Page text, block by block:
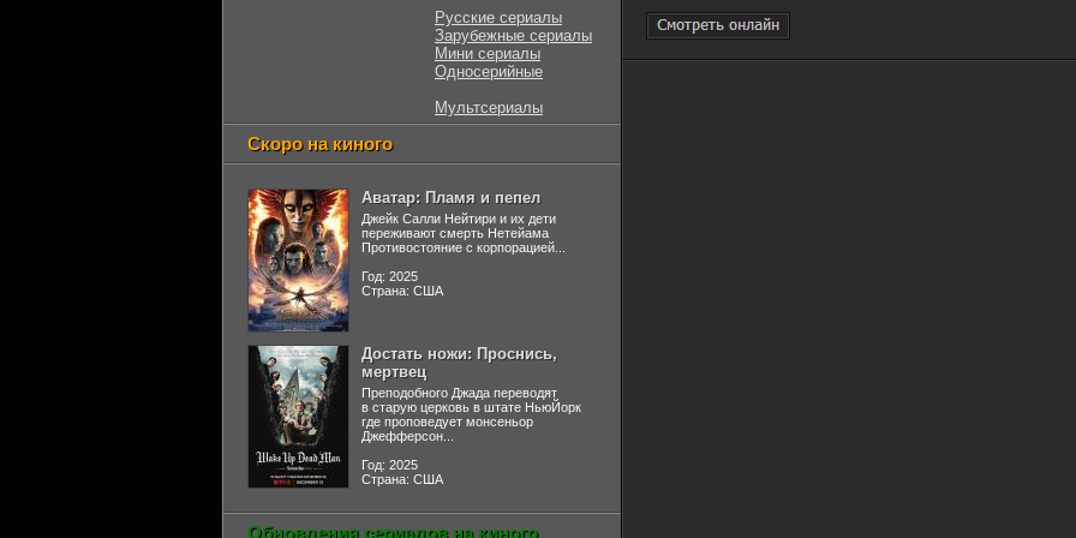
Русские сериалы
Зарубежные сериалы
Мини сериалы
Односерийные
Мультсериалы
Скоро на киного
Аватар: Пламя и пепел
Джейк Салли Нейтири и их дети
переживают смерть Нетейама
Противостояние с корпорацией...
Год: 2025
Страна: США
Достать ножи: Проснись,
мертвец
Преподобного Джада переводят
в старую церковь в штате НьюЙорк
где проповедует монсеньор
Джефферсон...
Год: 2025
Страна: США
Обновления сериалов на киного